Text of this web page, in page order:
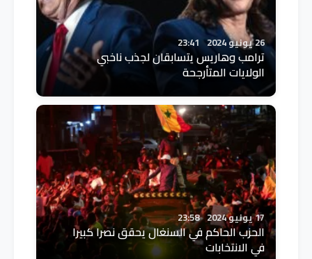
26 يونيو 2024 23:41
ترامب وهاريس يتسابقان لجذب ناخبي
الولايات المتأرجحة
17 يونيو 2024 23:58
الحزب الحاكم في السنغال يحقق نصرا كبيرا
في الانتخابات